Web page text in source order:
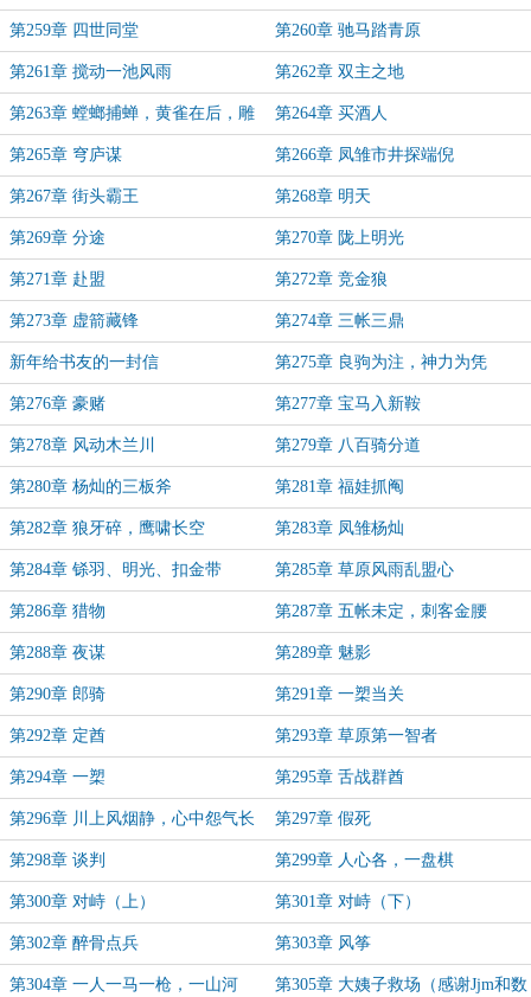
第259章 四世同堂 第260章 驰马踏青原
第261章 搅动一池风雨 第262章 双主之地
第263章 螳螂捕蝉，黄雀在后，雕
鹗临空，控弦者立原上
第264章 买酒人
第265章 穹庐谋 第266章 凤雏市井探端倪
第267章 街头霸王 第268章 明天
第269章 分途 第270章 陇上明光
第271章 赴盟 第272章 竞金狼
第273章 虚箭藏锋 第274章 三帐三鼎
新年给书友的一封信 第275章 良驹为注，神力为凭
第276章 豪赌 第277章 宝马入新鞍
第278章 风动木兰川 第279章 八百骑分道
第280章 杨灿的三板斧 第281章 福娃抓阄
第282章 狼牙碎，鹰啸长空 第283章 凤雏杨灿
第284章 铩羽、明光、扣金带 第285章 草原风雨乱盟心
第286章 猎物 第287章 五帐未定，刺客金腰
第288章 夜谋 第289章 魅影
第290章 郎骑 第291章 一槊当关
第292章 定酋 第293章 草原第一智者
第294章 一槊 第295章 舌战群酋
第296章 川上风烟静，心中怨气长 第297章 假死
第298章 谈判 第299章 人心各，一盘棋
第300章 对峙（上） 第301章 对峙（下）
第302章 醉骨点兵 第303章 风筝
第304章 一人一马一枪，一山河 第305章 大姨子救场（感谢Jjm和数